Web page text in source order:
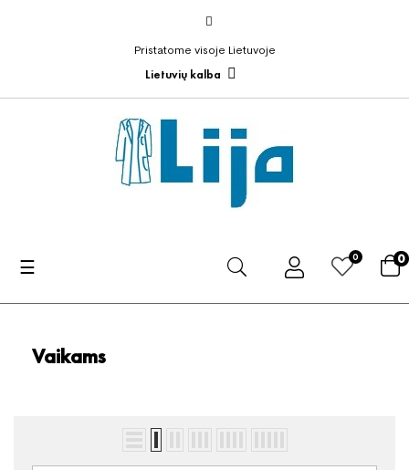
Pristatome visoje Lietuvoje
Lietuvių kalba
Toggle
☰ 0 0
Vaikams